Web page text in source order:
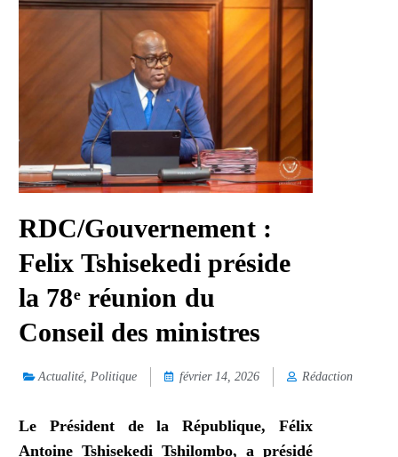
RDC/Gouvernement :
Felix Tshisekedi préside
la 78ᵉ réunion du
Conseil des ministres
Actualité, Politique février 14, 2026 Rédaction
Le Président de la République, Félix
Antoine Tshisekedi Tshilombo, a présidé